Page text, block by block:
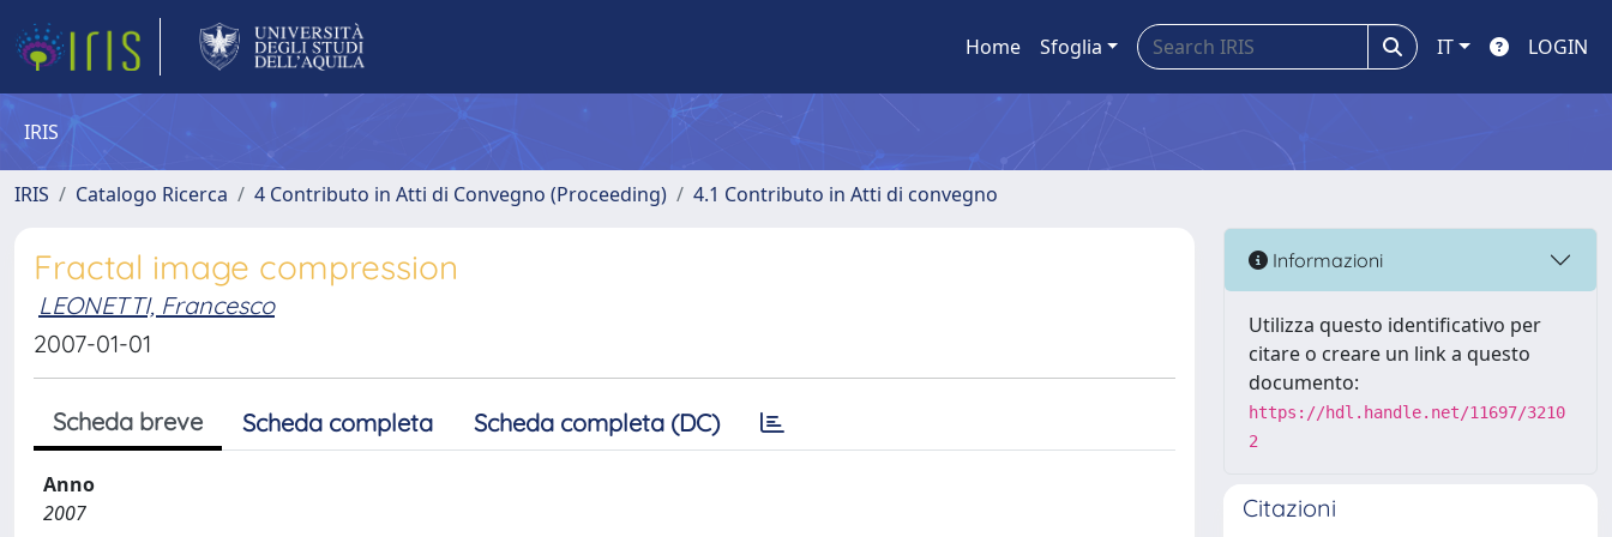
Home Sfoglia IT LOGIN
IRIS
IRIS Catalogo Ricerca 4 Contributo in Atti di Convegno (Proceeding) 4.1 Contributo in Atti di convegno
Fractal image compression
LEONETTI, Francesco
2007-01-01
Scheda breve Scheda completa Scheda completa (DC)
Anno
2007
Informazioni
Utilizza questo identificativo per
citare o creare un link a questo
documento:
https://hdl.handle.net/11697/3210
2
Citazioni